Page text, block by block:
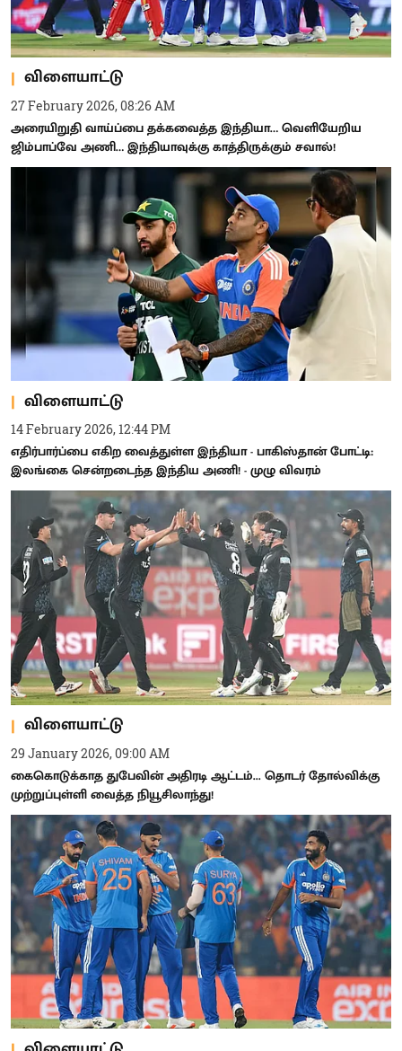
விளையாட்டு
27 February 2026, 08:26 AM
அரையிறுதி வாய்ப்பை தக்கவைத்த இந்தியா… வெளியேறிய
ஜிம்பாப்வே அணி… இந்தியாவுக்கு காத்திருக்கும் சவால்!
விளையாட்டு
14 February 2026, 12:44 PM
எதிர்பார்ப்பை எகிற வைத்துள்ள இந்தியா - பாகிஸ்தான் போட்டி:
இலங்கை சென்றடைந்த இந்திய அணி! - முழு விவரம்
விளையாட்டு
29 January 2026, 09:00 AM
கைகொடுக்காத துபேவின் அதிரடி ஆட்டம்... தொடர் தோல்விக்கு
முற்றுப்புள்ளி வைத்த நியூசிலாந்து!